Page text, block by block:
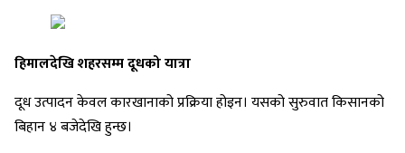
हिमालदेखि शहरसम्म दूधको यात्रा
दूध उत्पादन केवल कारखानाको प्रक्रिया होइन। यसको सुरुवात किसानको
बिहान ४ बजेदेखि हुन्छ।